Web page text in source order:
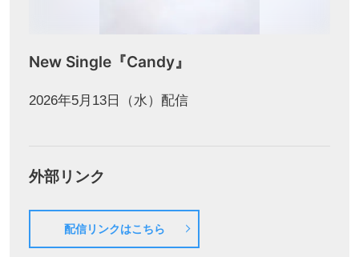
New Single『Candy』
2026年5月13日（水）配信
外部リンク
配信リンクはこちら